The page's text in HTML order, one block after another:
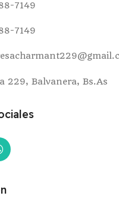
7149
7149
229, Balvanera, Bs.As